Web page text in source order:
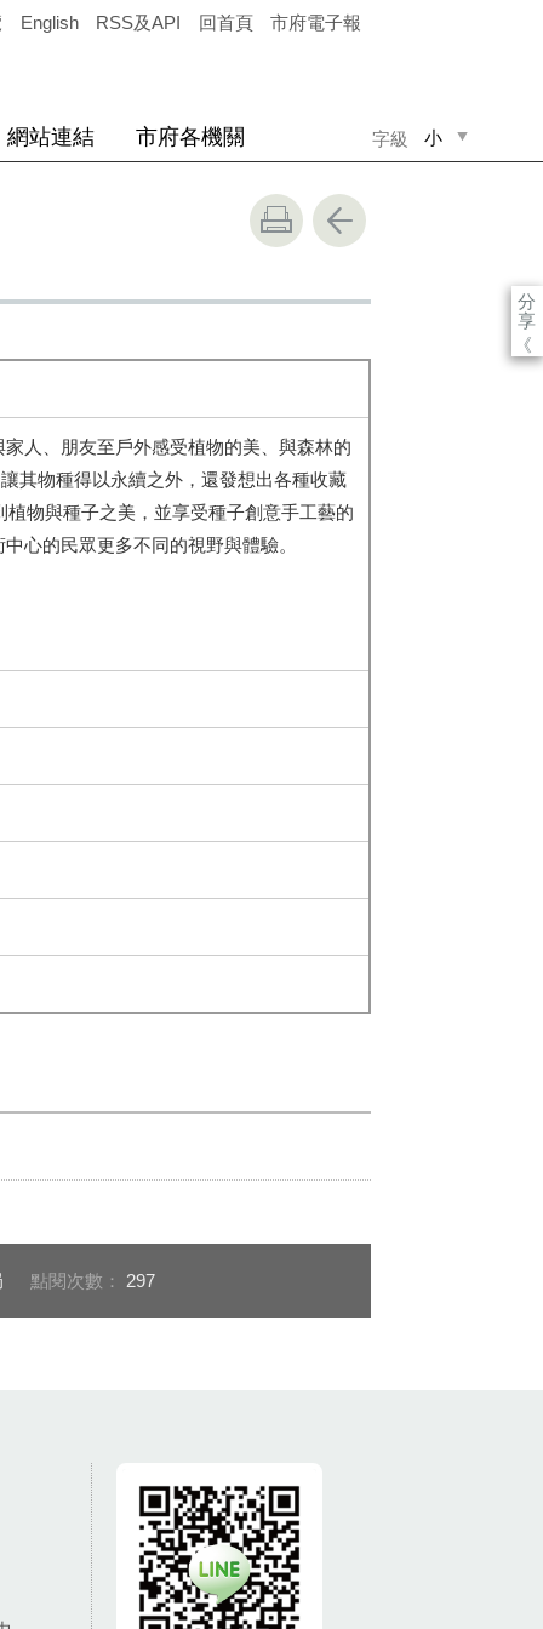
English RSS及API 回首頁 市府電子報
字級 小
網站連結 市府各機關
分
享
《
人、朋友至戶外感受植物的美、與森林的
其物種得以永續之外，還發想出各種收藏
物與種子之美，並享受種子創意手工藝的
心的民眾更多不同的視野與體驗。
點閱次數： 297